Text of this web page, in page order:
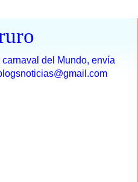
del Mundo, envía